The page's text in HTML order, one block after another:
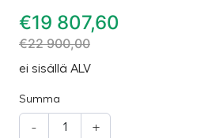
€19 807,60
€22 900,00
ei sisällä ALV
Summa
- +